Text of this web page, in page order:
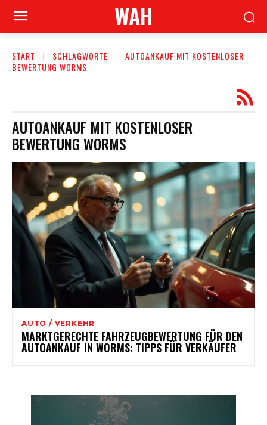
WAH
START SCHLAGWORTE
AUTOANKAUF MIT KOSTENLOSER
BEWERTUNG WORMS
AUTOANKAUF MIT KOSTENLOSER
BEWERTUNG WORMS
AUTO / VERKEHR
MARKTGERECHTE FAHRZEUGBEWERTUNG FÜR DEN
AUTOANKAUF IN WORMS: TIPPS FÜR VERKÄUFER